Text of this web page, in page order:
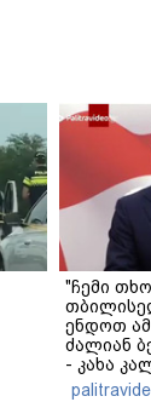
"ჩემი
ენდოთ ამ
ძალიან
- კახა